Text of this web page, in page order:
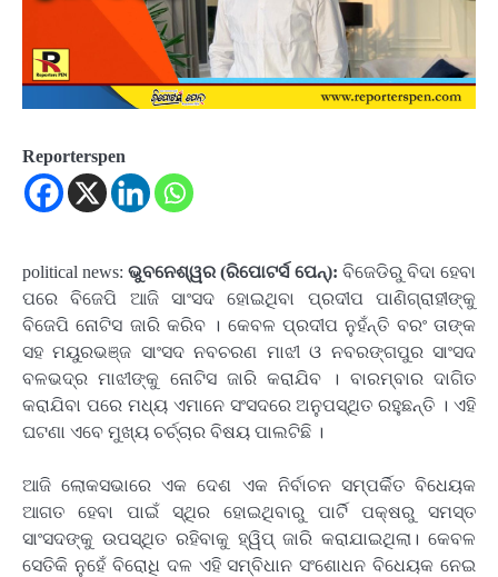
Reporterspen
political news: ଭୁବନେଶ୍ୱର (ରିପୋଟର୍ସ ପେନ୍‌): ବିଜେଡିରୁ ବିଦା ହେବା
ପରେ ବିଜେପି ଆଜି ସାଂସଦ ହୋଇଥିବା ପ୍ରଦୀପ ପାଣିଗ୍ରାହୀଙ୍କୁ
ବିଜେପି ନୋଟିସ ଜାରି କରିବ । କେବଳ ପ୍ରଦୀପ ନୁହଁନ୍ତି ବରଂ ତାଙ୍କ
ସହ ମୟୁରଭଞ୍ଜ ସାଂସଦ ନବଚରଣ ମାଝୀ ଓ ନବରଙ୍ଗପୁର ସାଂସଦ
ବଳଭଦ୍ର ମାଝୀଙ୍କୁ ନୋଟିସ ଜାରି କରାଯିବ । ବାରମ୍ବାର ଦାଗିତ
କରାଯିବା ପରେ ମଧ୍ୟ ଏମାନେ ସଂସଦରେ ଅନୁପସ୍ଥିତ ରହୁଛନ୍ତି । ଏହି
ଘଟଣା ଏବେ ମୁଖ୍ୟ ଚର୍ଚ୍ଚାର ବିଷୟ ପାଲଟିଛି ।
ଆଜି ଲୋକସଭାରେ ଏକ ଦେଶ ଏକ ନିର୍ବାଚନ ସମ୍ପର୍କିତ ବିଧେୟକ
ଆଗତ ହେବା ପାଇଁ ସ୍ଥିର ହୋଇଥିବାରୁ ପାର୍ଟି ପକ୍ଷରୁ ସମସ୍ତ
ସାଂସଦଙ୍କୁ ଉପସ୍ଥିତ ରହିବାକୁ ହ୍ୱିପ୍‍ ଜାରି କରାଯାଇଥିଲା। କେବଳ
ସେତିକି ନୁହେଁ ବିରୋଧି ଦଳ ଏହି ସମ୍ବିଧାନ ସଂଶୋଧନ ବିଧେୟକ ନେଇ